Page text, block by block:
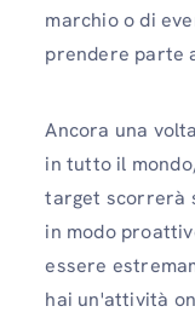
marchio o di
prendere parte
Ancora una
in tutto il
target scorrerà
in modo
essere
hai un'attività